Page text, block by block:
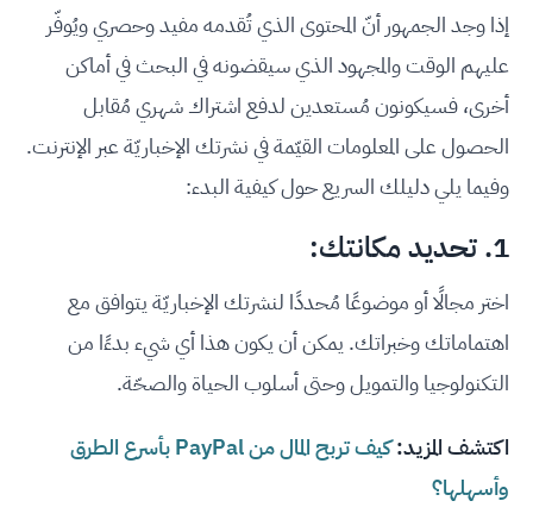
إذا وجد الجمهور أنّ المحتوى الذي تُقدمه مفيد وحصري ويُوفّر
عليهم الوقت والمجهود الذي سيقضونه في البحث في أماكن
أخرى، فسيكونون مُستعدين لدفع اشتراك شهري مُقابل
الحصول على المعلومات القيّمة في نشرتك الإخباريّة عبر الإنترنت.
وفيما يلي دليلك السريع حول كيفية البدء:
1. تحديد مكانتك:
اختر مجالًا أو موضوعًا مُحددًا لنشرتك الإخباريّة يتوافق مع
اهتماماتك وخبراتك. يمكن أن يكون هذا أي شيء بدءًا من
التكنولوجيا والتمويل وحتى أسلوب الحياة والصحّة.
اكتشف المزيد:
كيف تربح المال من PayPal بأسرع الطرق
وأسهلها؟